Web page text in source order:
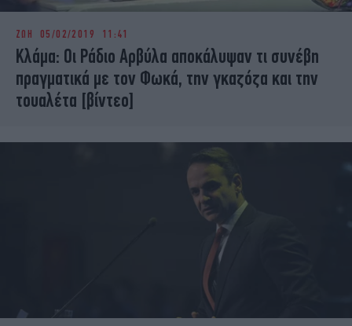
ΖΩΗ 05/02/2019 11:41
Κλάμα: Οι Ράδιο Αρβύλα αποκάλυψαν τι συνέβη
πραγματικά με τον Φωκά, την γκαζόζα και την
τουαλέτα [βίντεο]